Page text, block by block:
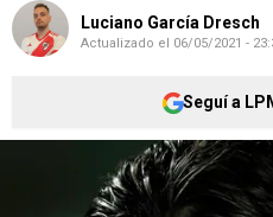
Luciano García Dresch
Actualizado el 06/05/2021 -
Seguí a